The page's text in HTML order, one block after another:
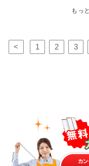
もっ
< 1 2 3